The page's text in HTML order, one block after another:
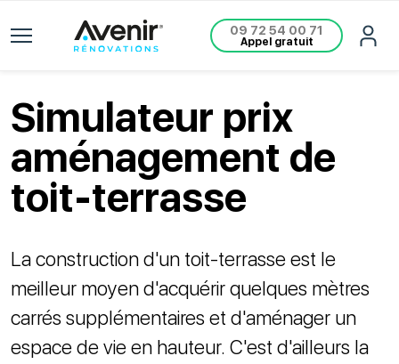
09 72 54 00 71
Appel gratuit
Simulateur prix
aménagement de
toit-terrasse
La construction d'un toit-terrasse est le
meilleur moyen d'acquérir quelques mètres
carrés supplémentaires et d'aménager un
espace de vie en hauteur. C'est d'ailleurs la